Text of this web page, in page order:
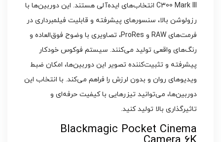
C300 Mark III انتخاب‌های ایده‌آلی هستند. این دوربین‌ها با
رزولوشن بالا، سنسورهای پیشرفته و قابلیت فیلمبرداری در
فرمت‌های RAW و ProRes، تصاویری با وضوح فوق‌العاده و
رنگ‌های واقعی تولید می‌کنند. سیستم فوکوس خودکار
پیشرفته و تثبیت‌کننده تصویر این دوربین‌ها، امکان ضبط
ویدیوهای روان و بدون لرزش را فراهم می‌کند. با انتخاب این
دوربین‌ها، می‌توانید تیزرهایی با کیفیت حرفه‌ای و
تاثیرگذاری بالا تولید کنید.
Blackmagic Pocket Cinema